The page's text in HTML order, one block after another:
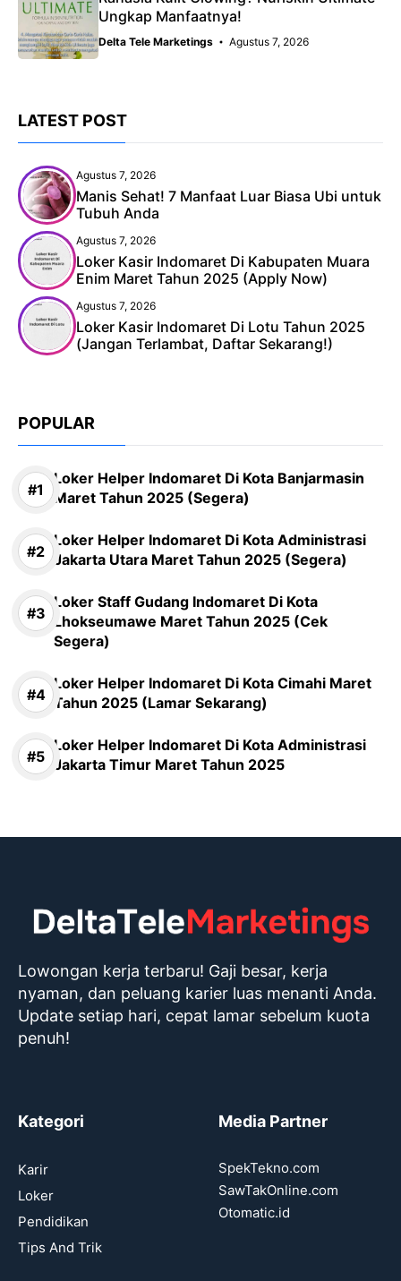
Ungkap Manfaatnya!
Delta Tele Marketings Agustus 7, 2026
LATEST POST
Agustus 7, 2026
Manis Sehat! 7 Manfaat Luar Biasa Ubi untuk
Tubuh Anda
Agustus 7, 2026
Loker Kasir Indomaret Di Kabupaten Muara
Enim Maret Tahun 2025 (Apply Now)
Agustus 7, 2026
Loker Kasir Indomaret Di Lotu Tahun 2025
(Jangan Terlambat, Daftar Sekarang!)
POPULAR
Loker Helper Indomaret Di Kota Banjarmasin
Maret Tahun 2025 (Segera)
Loker Helper Indomaret Di Kota Administrasi
Jakarta Utara Maret Tahun 2025 (Segera)
Loker Staff Gudang Indomaret Di Kota
Lhokseumawe Maret Tahun 2025 (Cek
Segera)
Loker Helper Indomaret Di Kota Cimahi Maret
Tahun 2025 (Lamar Sekarang)
Loker Helper Indomaret Di Kota Administrasi
Jakarta Timur Maret Tahun 2025
Lowongan kerja terbaru! Gaji besar, kerja
nyaman, dan peluang karier luas menanti Anda.
Update setiap hari, cepat lamar sebelum kuota
penuh!
Kategori
Karir
Loker
Pendidikan
Tips And Trik
Media Partner
SpekTekno.com
SawTakOnline.com
Otomatic.id